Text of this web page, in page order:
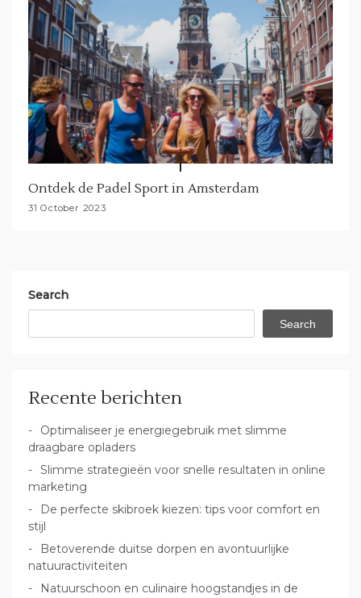
Ontdek de Padel Sport in Amsterdam
31 October 2023
Search
Search
Recente berichten
Optimaliseer je energiegebruik met slimme
draagbare opladers
Slimme strategieën voor snelle resultaten in online
marketing
De perfecte skibroek kiezen: tips voor comfort en
stijl
Betoverende duitse dorpen en avontuurlijke
natuuractiviteiten
Natuurschoon en culinaire hoogstandjes in de